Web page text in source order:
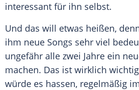
interessant für ihn selbst.
Und das will etwas heißen,
ihm neue Songs sehr viel
ungefähr alle zwei Jahre ein
machen. Das ist wirklich
würde es hassen, regelmäßig